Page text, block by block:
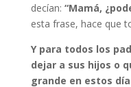
decían: “Mamá,
esta frase, hace que
Y para todos los
dejar a sus hijos o
grande en estos